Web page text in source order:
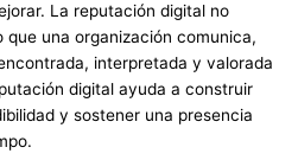
La reputación digital no
que una organización comunica,
interpretada y valorada
digital ayuda a construir
y sostener una presencia